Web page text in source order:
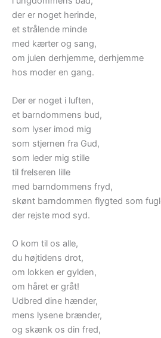
der er noget herinde,
et strålende minde
med kærter og sang,
om julen derhjemme, derhjemme
hos moder en gang.
Der er noget i luften,
et barndommens bud,
som lyser imod mig
som stjernen fra Gud,
som leder mig stille
til frelseren lille
med barndommens fryd,
skønt barndommen flygted som
der rejste mod syd.
O kom til os alle,
du højtidens drot,
om lokken er gylden,
om håret er gråt!
Udbred dine hænder,
mens lysene brænder,
og skænk os din fred,